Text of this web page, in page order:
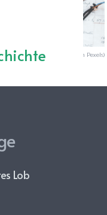
(Foto: Dominika Roseclay von Pexels)
Lob